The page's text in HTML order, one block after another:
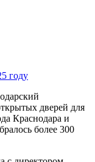
году
дверей для
Краснодара и
более 300